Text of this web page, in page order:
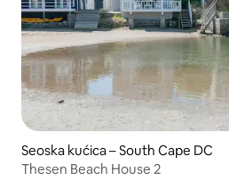
Seoska kućica – South Cape DC
Thesen Beach House 2